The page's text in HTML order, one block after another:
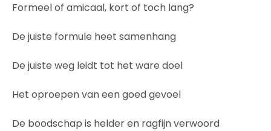
Formeel of amicaal, kort of toch lang?
De juiste formule heet samenhang
De juiste weg leidt tot het ware doel
Het oproepen van een goed gevoel
De boodschap is helder en ragfijn verwoord